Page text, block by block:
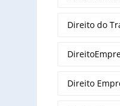
Direito do
Direito